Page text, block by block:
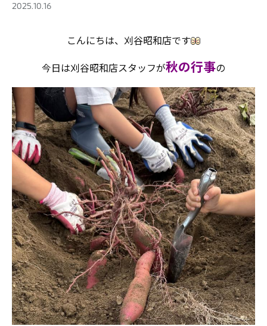
2025.10.16
こんにちは、刈谷昭和店です
今日は刈谷昭和店スタッフが秋の行事の